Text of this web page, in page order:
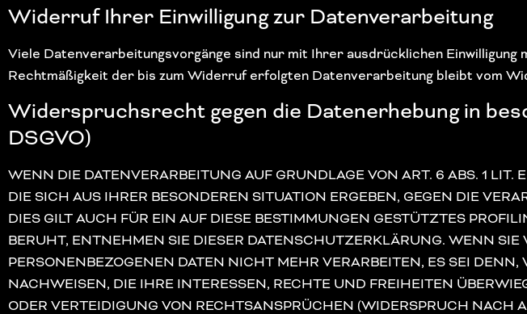
Widerruf Ihrer Einwilligung zur Datenverarbeitung
Viele Datenverarbeitungsvorgänge sind nur mit Ihrer ausdrücklichen
Rechtmäßigkeit der bis zum Widerruf erfolgten Datenverarbeitung bleibt vom
Widerspruchsrecht gegen die Datenerhebung in
DSGVO)
WENN DIE DATENVERARBEITUNG AUF GRUNDLAGE VON ART. 6 ABS. 1 LIT.
DIE SICH AUS IHRER BESONDEREN SITUATION ERGEBEN, GEGEN DIE
DIES GILT AUCH FÜR EIN AUF DIESE BESTIMMUNGEN GESTÜTZTES
BERUHT, ENTNEHMEN SIE DIESER DATENSCHUTZERKLÄRUNG. WENN
PERSONENBEZOGENEN DATEN NICHT MEHR VERARBEITEN, ES SEI
NACHWEISEN, DIE IHRE INTERESSEN, RECHTE UND FREIHEITEN
ODER VERTEIDIGUNG VON RECHTSANSPRÜCHEN (WIDERSPRUCH NACH